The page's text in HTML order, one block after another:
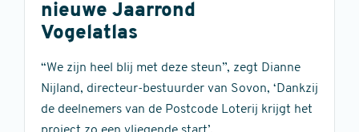
nieuwe Jaarrond
Vogelatlas
“We zijn heel blij met deze steun”, zegt Dianne
Nijland, directeur-bestuurder van Sovon, ‘Dankzij
de deelnemers van de Postcode Loterij krijgt het